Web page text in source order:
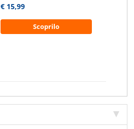
€ 15,99
Scoprilo